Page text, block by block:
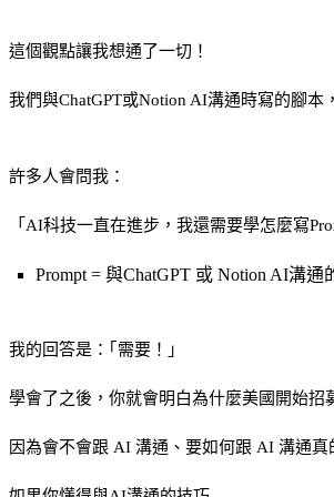
這個觀點讓我想通了一切！
我們與ChatGPT或Notion AI溝通時寫的腳本
許多人會問我：
「AI科技一直在進步，我還需要學怎麼寫
Prompt = 與ChatGPT 或 Notion AI溝通
我的回答是：｢需要！」
學會了之後，你就會明白為什麼美國開始招
因為會不會跟 AI 溝通、要如何跟 AI 溝通真